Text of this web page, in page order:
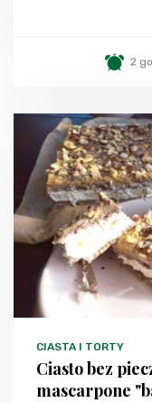
2
CIASTA I TORTY
Ciasto bez
mascarpone